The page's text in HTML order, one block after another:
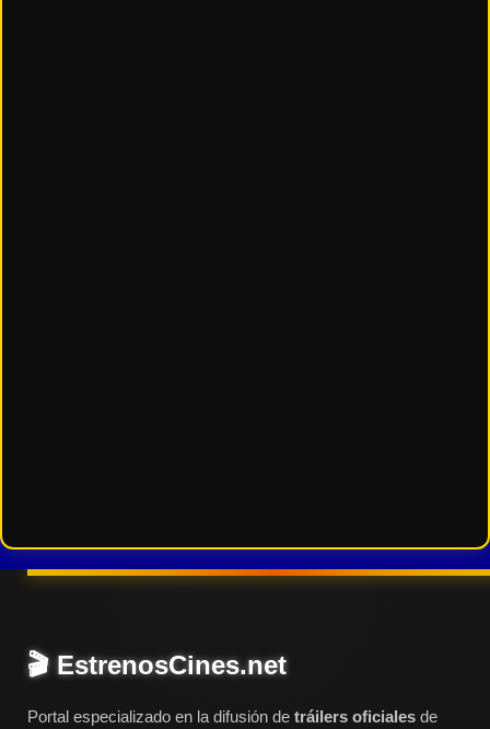
🎬 EstrenosCines.net
Portal especializado en la difusión de tráilers oficiales de